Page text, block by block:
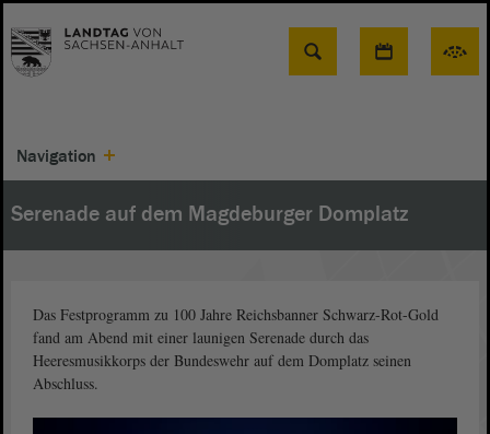
Suche
Navigation
Serenade auf dem Magdeburger Domplatz
Das Festprogramm zu 100 Jahre Reichsbanner Schwarz-Rot-Gold
fand am Abend mit einer launigen Serenade durch das
Heeresmusikkorps der Bundeswehr auf dem Domplatz seinen
Abschluss.